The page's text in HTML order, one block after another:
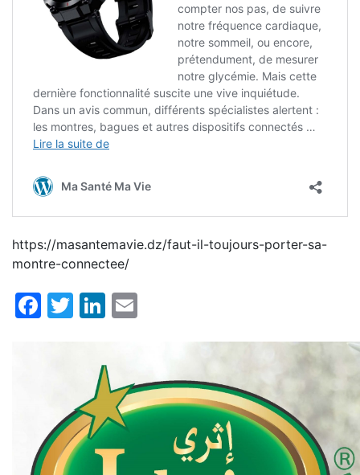
https://masantemavie.dz/faut-il-toujours-porter-sa-
montre-connectee/
Facebook
TwitterLinkedIn